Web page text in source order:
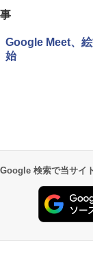
Google Meet、
始
Google 検索で当サイ